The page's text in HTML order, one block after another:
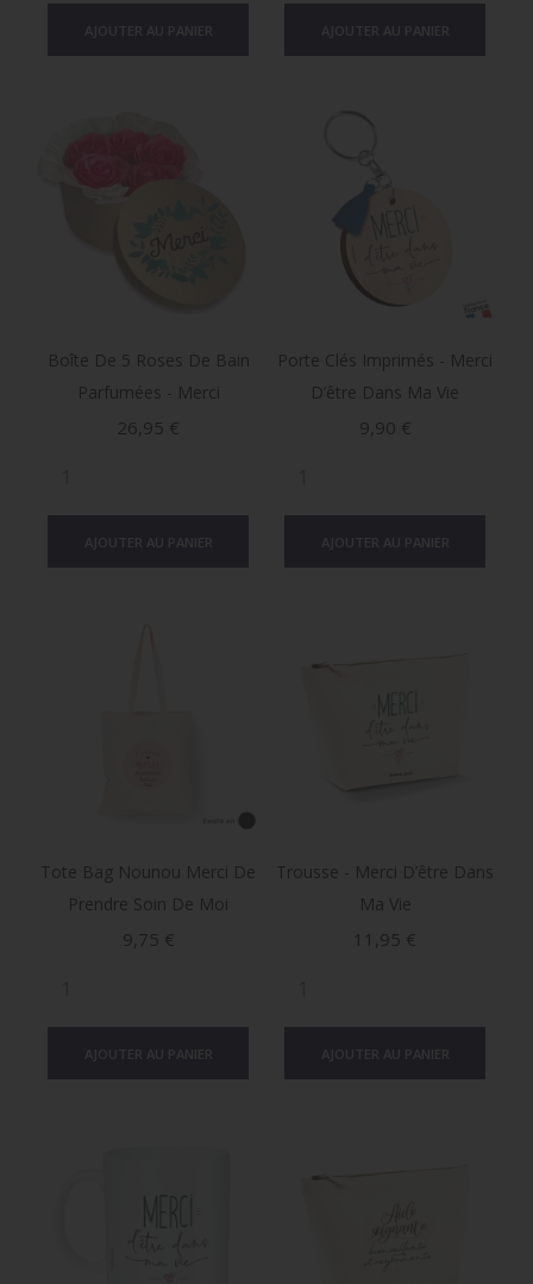
Boîte De 5 Roses De Bain
Parfumées - Merci
Prix
26,95 €
Porte Clés Imprimés - Merci
D’être Dans Ma Vie
Prix
9,90 €
Tote Bag Nounou Merci De
Prendre Soin De Moi
Prix
9,75 €
Trousse - Merci D’être Dans
Ma Vie
Prix
11,95 €